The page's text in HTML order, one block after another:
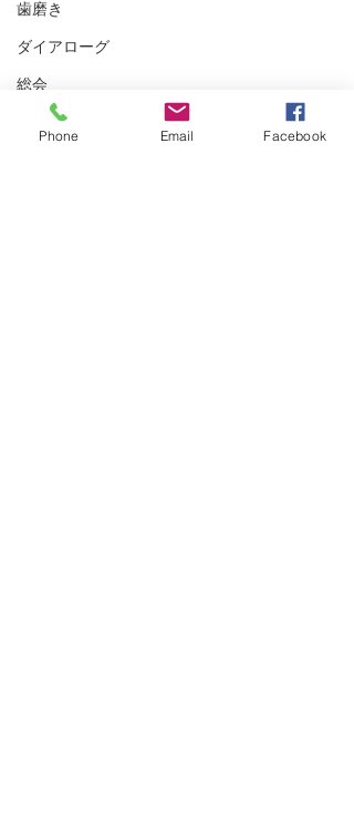
歯磨き
ダイアローグ
総会
おしゃべり会
Phone Email Facebook